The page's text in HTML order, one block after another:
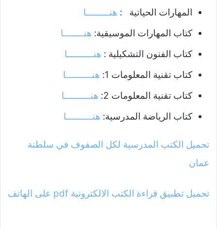
المهارات الحياتية : هنــــــــا
كتاب المهارات الموسيقية: هنـــــــا
كتاب الفنون التشكيلية : هنـــــــــا
كتاب تقنية المعلومات 1:
هنـــــــــا
كتاب تقنية المعلومات 2:
هنـــــــــا
كتاب الرياضة المدرسية: هنـــــــــا
تحميل الكتب المدرسية لكل الصفوف في سلطنة
عمان
تحميل تطبيق قراءة الكتب الالكترونية pdf على الهاتف